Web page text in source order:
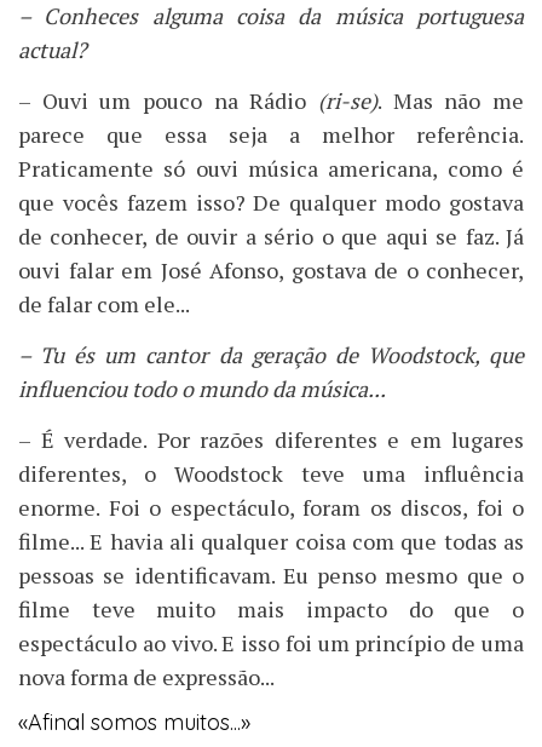
– Conheces alguma coisa da música portuguesa
actual?
– Ouvi um pouco na Rádio (ri-se). Mas não me
parece que essa seja a melhor referência.
Praticamente só ouvi música americana, como é
que vocês fazem isso? De qualquer modo gostava
de conhecer, de ouvir a sério o que aqui se faz. Já
ouvi falar em José Afonso, gostava de o conhecer,
de falar com ele...
– Tu és um cantor da geração de Woodstock, que
influenciou todo o mundo da música...
– É verdade. Por razões diferentes e em lugares
diferentes, o Woodstock teve uma influência
enorme. Foi o espectáculo, foram os discos, foi o
filme... E havia ali qualquer coisa com que todas as
pessoas se identificavam. Eu penso mesmo que o
filme teve muito mais impacto do que o
espectáculo ao vivo. E isso foi um princípio de uma
nova forma de expressão...
«Afinal somos muitos...»